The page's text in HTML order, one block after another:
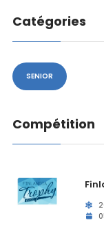
Catégories
SENIOR
Compétition